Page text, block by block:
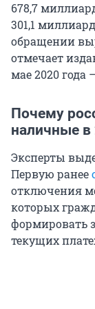
678,7
301,1
обращении
отмечает
мае 2020 года
Почему
наличные в
Эксперты
Первую ранее
отключения
которых
формировать
текущих